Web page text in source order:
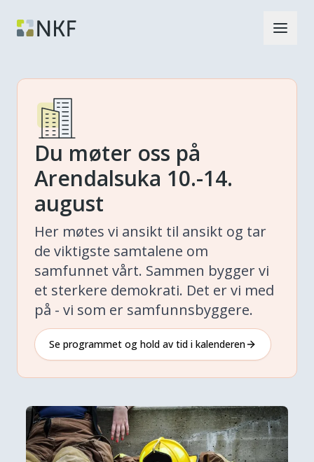
Du møter oss på
Arendalsuka 10.-14.
august
Her møtes vi ansikt til ansikt og tar
de viktigste samtalene om
samfunnet vårt. Sammen bygger vi
et sterkere demokrati. Det er vi med
på - vi som er samfunnsbyggere.
Se programmet og hold av tid i kalenderen